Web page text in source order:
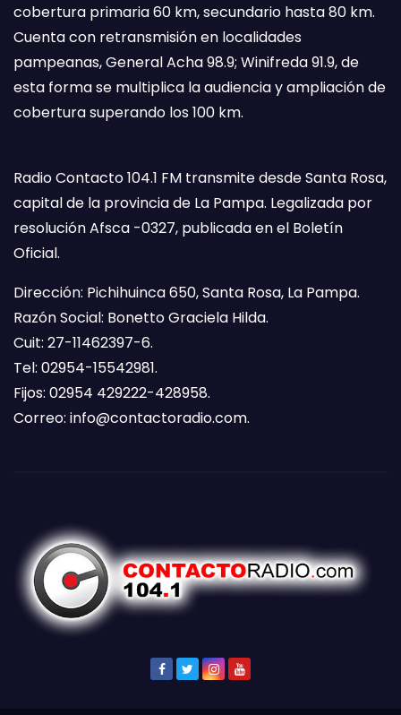
cobertura primaria 60 km, secundario hasta 80 km.
Cuenta con retransmisión en localidades
pampeanas, General Acha 98.9; Winifreda 91.9, de
esta forma se multiplica la audiencia y ampliación de
cobertura superando los 100 km.
Radio Contacto 104.1 FM transmite desde Santa Rosa,
capital de la provincia de La Pampa. Legalizada por
resolución Afsca -0327, publicada en el Boletín
Oficial.
Dirección: Pichihuinca 650, Santa Rosa, La Pampa.
Razón Social: Bonetto Graciela Hilda.
Cuit: 27-11462397-6.
Tel: 02954-15542981.
Fijos: 02954 429222-428958.
Correo: info@contactoradio.com.